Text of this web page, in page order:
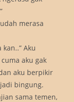
merasa
Aku
aku gak
aku berpikir
bingung.
sama temen,